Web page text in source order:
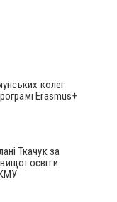
колег
Erasmus+
Ткачук за
освіти